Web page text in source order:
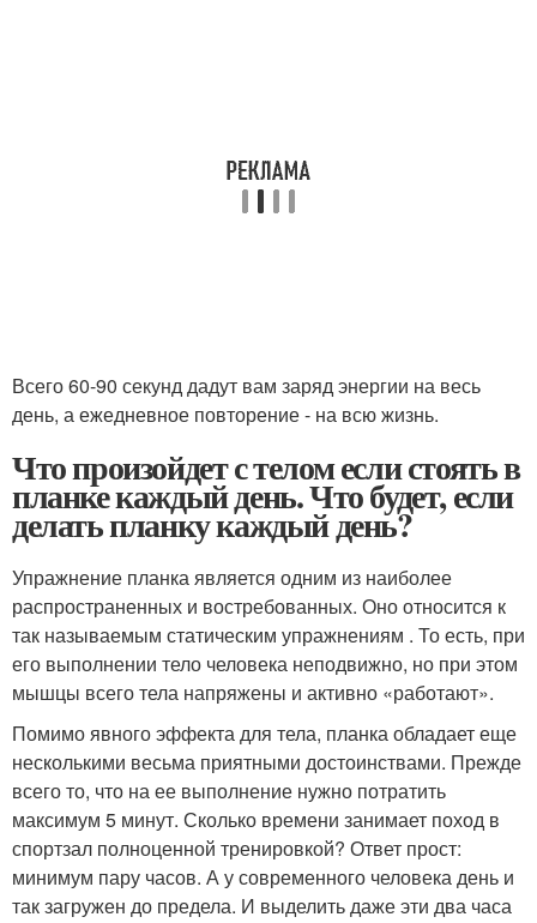
Всего 60-90 секунд дадут вам заряд энергии на весь
день, а ежедневное повторение - на всю жизнь.
Что произойдет с телом если стоять в
планке каждый день. Что будет, если
делать планку каждый день?
Упражнение планка является одним из наиболее
распространенных и востребованных. Оно относится к
так называемым статическим упражнениям . То есть, при
его выполнении тело человека неподвижно, но при этом
мышцы всего тела напряжены и активно «работают».
Помимо явного эффекта для тела, планка обладает еще
несколькими весьма приятными достоинствами. Прежде
всего то, что на ее выполнение нужно потратить
максимум 5 минут. Сколько времени занимает поход в
спортзал полноценной тренировкой? Ответ прост:
минимум пару часов. А у современного человека день и
так загружен до предела. И выделить даже эти два часа